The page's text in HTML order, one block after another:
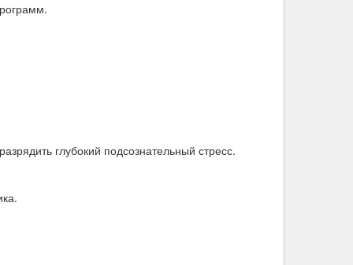
глубокий подсознательный стресс.